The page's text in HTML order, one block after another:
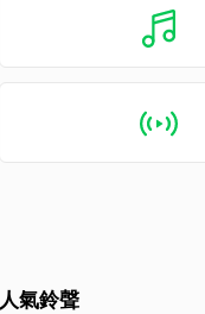
人氣鈴聲